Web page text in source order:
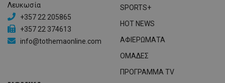
Λευκωσία
+357 22 205865
+357 22 374613
info@tothemaonline.com
SPORTS+
HOT NEWS
ΑΦΙΕΡΩΜΑΤΑ
ΟΜΑΔΕΣ
ΠΡΟΓΡΑΜΜΑ TV